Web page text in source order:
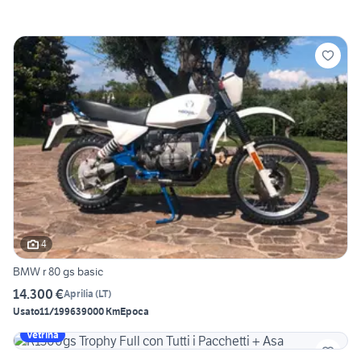
4
BMW r 80 gs basic
14.300 €Aprilia (LT)
Usato11/199639000 KmEpoca
Vetrina